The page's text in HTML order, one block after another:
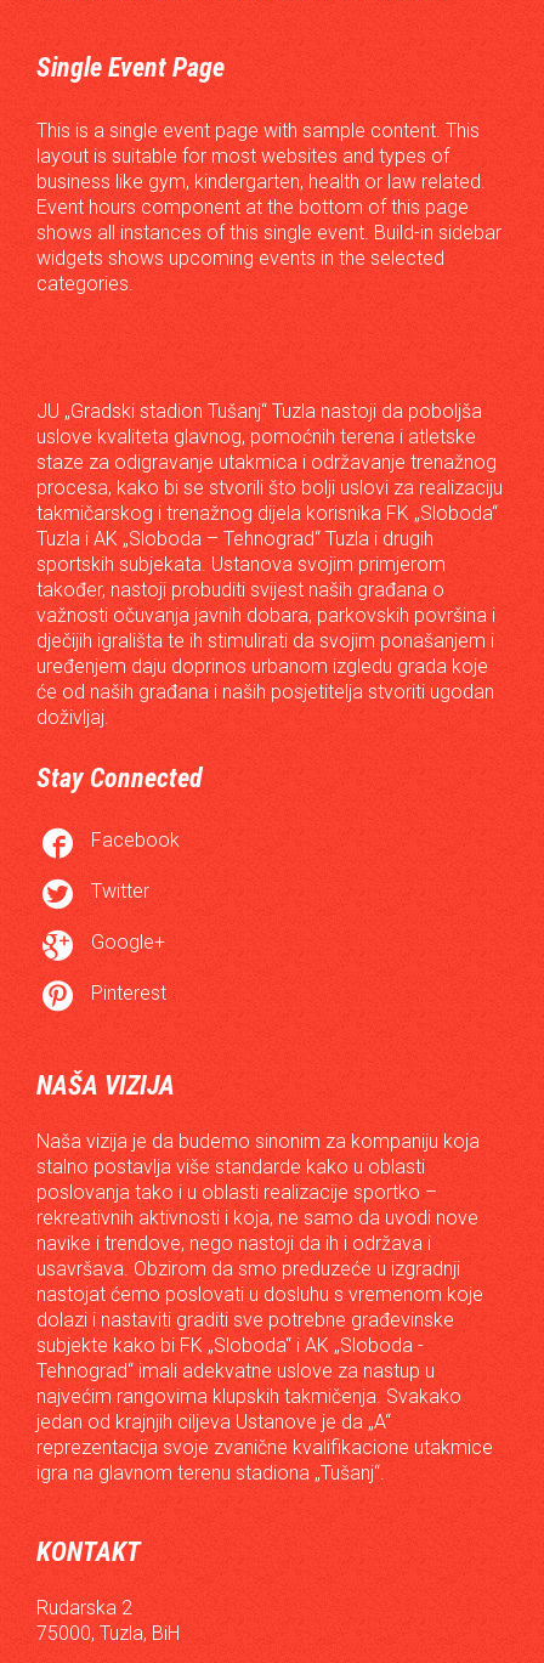
Single Event Page
This is a single event page with sample content. This
layout is suitable for most websites and types of
business like gym, kindergarten, health or law related.
Event hours component at the bottom of this page
shows all instances of this single event. Build-in sidebar
widgets shows upcoming events in the selected
categories.
JU „Gradski stadion Tušanj“ Tuzla nastoji da poboljša
uslove kvaliteta glavnog, pomoćnih terena i atletske
staze za odigravanje utakmica i održavanje trenažnog
procesa, kako bi se stvorili što bolji uslovi za realizaciju
takmičarskog i trenažnog dijela korisnika FK „Sloboda“
Tuzla i AK „Sloboda – Tehnograd“ Tuzla i drugih
sportskih subjekata. Ustanova svojim primjerom
također, nastoji probuditi svijest naših građana o
važnosti očuvanja javnih dobara, parkovskih površina i
dječijih igrališta te ih stimulirati da svojim ponašanjem i
uređenjem daju doprinos urbanom izgledu grada koje
će od naših građana i naših posjetitelja stvoriti ugodan
doživljaj.
Stay Connected
 Facebook
 Twitter
 Google+
 Pinterest
NAŠA VIZIJA
Naša vizija je da budemo sinonim za kompaniju koja
stalno postavlja više standarde kako u oblasti
poslovanja tako i u oblasti realizacije sportko –
rekreativnih aktivnosti i koja, ne samo da uvodi nove
navike i trendove, nego nastoji da ih i održava i
usavršava. Obzirom da smo preduzeće u izgradnji
nastojat ćemo poslovati u dosluhu s vremenom koje
dolazi i nastaviti graditi sve potrebne građevinske
subjekte kako bi FK „Sloboda“ i AK „Sloboda -
Tehnograd“ imali adekvatne uslove za nastup u
najvećim rangovima klupskih takmičenja. Svakako
jedan od krajnjih ciljeva Ustanove je da „A“
reprezentacija svoje zvanične kvalifikacione utakmice
igra na glavnom terenu stadiona „Tušanj“.
KONTAKT
Rudarska 2
75000, Tuzla, BiH